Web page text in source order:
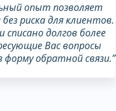
опыт позволяет
риска для клиентов.
долгов более
Вас вопросы
обратной связи.”